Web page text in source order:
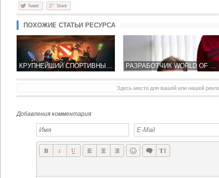
ПОХОЖИЕ СТАТЬИ РЕСУРСА
КРУПНЕЙШИЙ СПОРТИВНЫЙ ТУРНИР ПО DOTA 2 ПРОЙДЕТ В РОССИИ РАЗРАБОТЧИК WORLD OF WARCRAFT ПРЕДЛОЖИЛ ВКЛЮЧИТЬ КИБЕРСПОРТИВНЫЕ СОРЕВНОВАНИЯ В ПРОГРАММУ ОЛИМПИАДЫ
Здесь место для вашей или нашей
Добавления комментария: